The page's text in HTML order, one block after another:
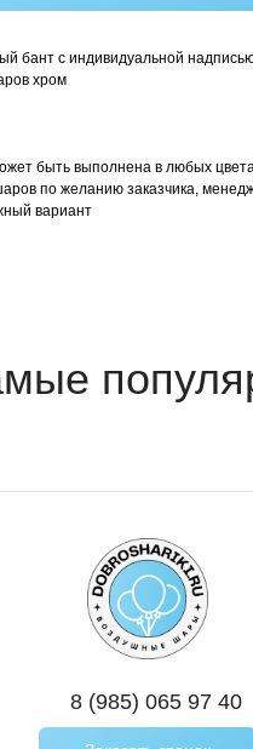
бант с индивидуальной
хром
быть выполнена в любых
по желанию заказчика,
вариант
популярные
8 (985) 065 97 40